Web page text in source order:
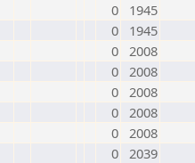
0
1945
0
1945
0 2008
0 2008
0 2008
0 2008
0 2008
0 2039